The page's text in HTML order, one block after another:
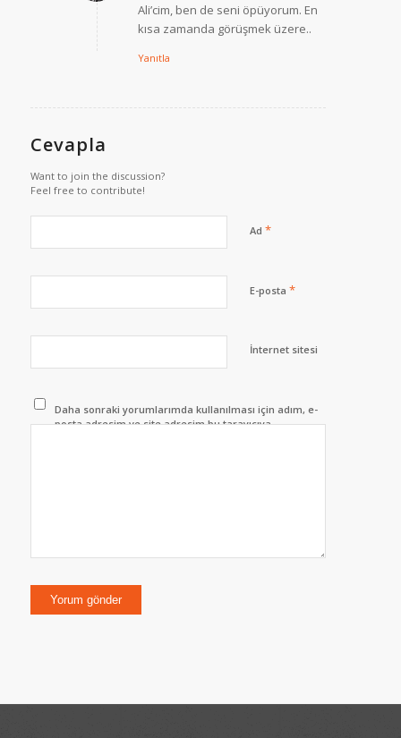
Ali’cim, ben de seni öpüyorum. En
kısa zamanda görüşmek üzere..
Yanıtla
Cevapla
Want to join the discussion?
Feel free to contribute!
Ad *
E-posta *
İnternet sitesi
Daha sonraki yorumlarımda kullanılması için adım, e-
posta adresim ve site adresim bu tarayıcıya